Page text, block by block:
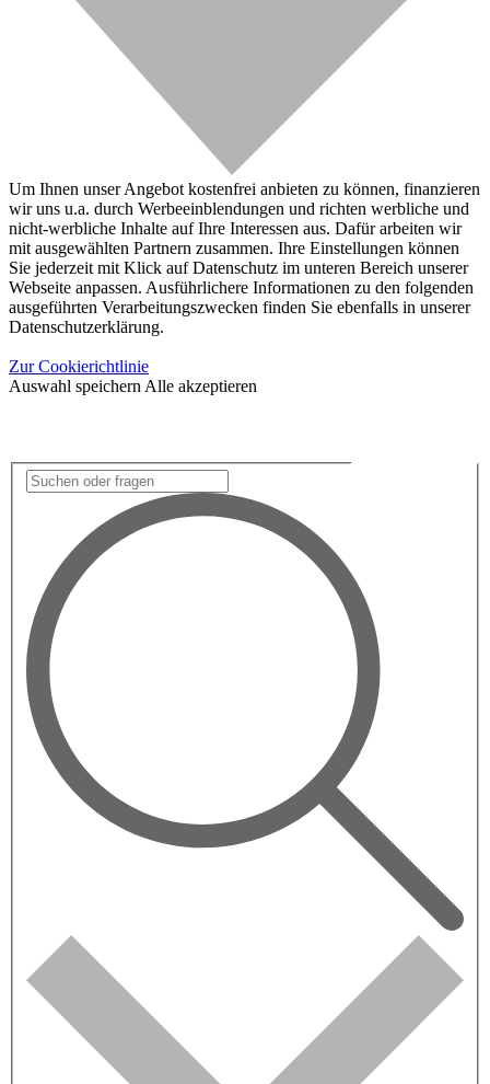
Um Ihnen unser Angebot kostenfrei anbieten zu können, finanzieren
wir uns u.a. durch Werbeeinblendungen und richten werbliche und
nicht-werbliche Inhalte auf Ihre Interessen aus. Dafür arbeiten wir
mit ausgewählten Partnern zusammen. Ihre Einstellungen können
Sie jederzeit mit Klick auf Datenschutz im unteren Bereich unserer
Webseite anpassen. Ausführlichere Informationen zu den folgenden
ausgeführten Verarbeitungszwecken finden Sie ebenfalls in unserer
Datenschutzerklärung.
Zur Cookierichtlinie
Auswahl speichern Alle akzeptieren